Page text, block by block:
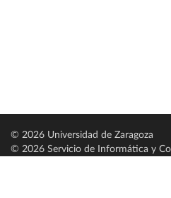
© 2026 Universidad de Zaragoza
© 2026 Servicio de Informática y